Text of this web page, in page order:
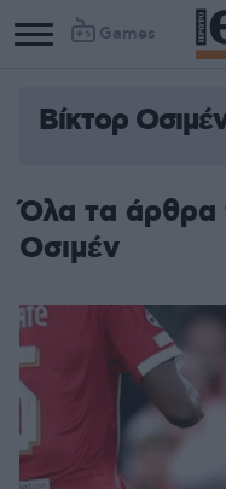
Games
Column
Column
Βίκτορ Οσιμέν
Όλα τα άρθρα
Οσιμέν